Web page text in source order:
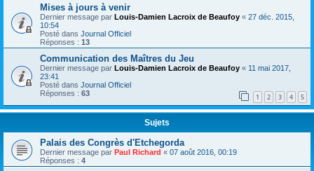
Mises à jours à venir
Dernier message par Louis-Damien Lacroix de Beaufoy « 27 déc. 2015,
10:54
Posté dans Journal Officiel
Réponses : 13
Communication des Maîtres du Jeu
Dernier message par Louis-Damien Lacroix de Beaufoy « 11 mai 2017,
23:41
Posté dans Journal Officiel
Réponses : 63 1 2 3 4 5
Sujets
Palais des Congrès d'Etchegorda
Dernier message par Paul Richard « 07 août 2016, 00:19
Réponses : 4